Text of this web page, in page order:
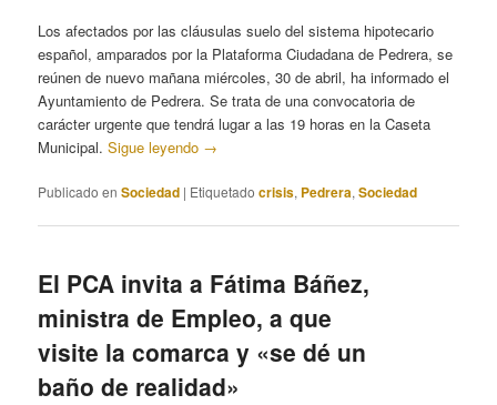
Los afectados por las cláusulas suelo del sistema hipotecario
español, amparados por la Plataforma Ciudadana de Pedrera, se
reúnen de nuevo mañana miércoles, 30 de abril, ha informado el
Ayuntamiento de Pedrera. Se trata de una convocatoria de
carácter urgente que tendrá lugar a las 19 horas en la Caseta
Municipal.Sigue leyendo →
Publicado en Sociedad | Etiquetado crisis, Pedrera,Sociedad
El PCA invita a Fátima Báñez,
ministra de Empleo, a que
visite la comarca y «se dé un
baño de realidad»